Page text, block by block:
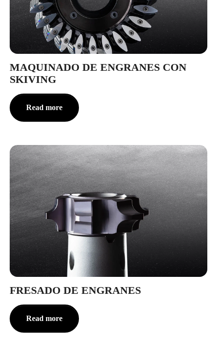
MAQUINADO DE ENGRANES CON
SKIVING
Read more
FRESADO DE ENGRANES
Read more